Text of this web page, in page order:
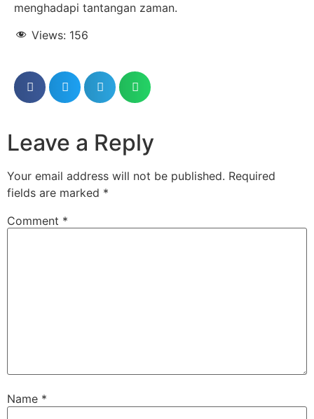
menghadapi tantangan zaman.
Views: 156
Leave a Reply
Your email address will not be published. Required
fields are marked *
Comment *
Name *